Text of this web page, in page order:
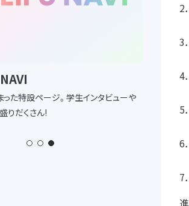
2
3
4
5
6
7
た特設ページ。学生インタビューや
りだくさん!